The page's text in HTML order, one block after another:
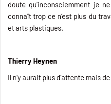
doute qu’inconsciemment je
connaît trop ce n’est plus du
et arts plastiques.
Thierry Heynen
Il n’y aurait plus d’attente mais